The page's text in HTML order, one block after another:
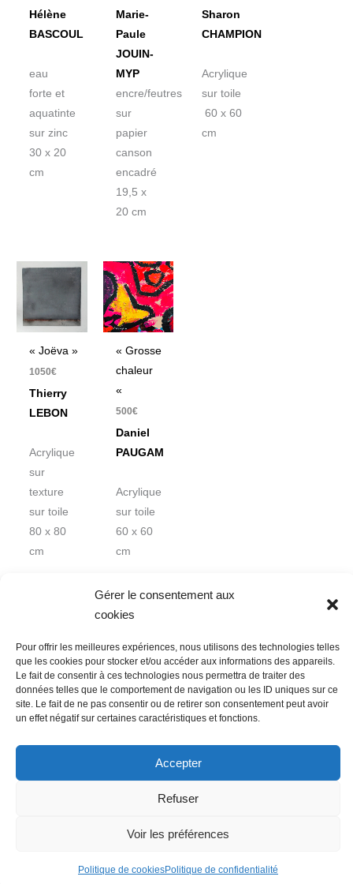
Gérer le consentement aux
cookies
Pour offrir les meilleures expériences, nous utilisons des technologies telles
que les cookies pour stocker et/ou accéder aux informations des appareils.
Le fait de consentir à ces technologies nous permettra de traiter des
données telles que le comportement de navigation ou les ID uniques sur ce
site. Le fait de ne pas consentir ou de retirer son consentement peut avoir
un effet négatif sur certaines caractéristiques et fonctions.
Accepter
Refuser
Voir les préférences
Politique de cookiesPolitique de confidentialité
Hélène
BASCOUL
eau
forte et
aquatinte
sur zinc
30 x 20
cm
Marie-
Paule
JOUIN-
MYP
encre/feutres
sur
papier
canson
encadré
19,5 x
20 cm
Sharon
CHAMPION
Acrylique
sur toile
60 x 60
cm
« Joëva »
1050€
Thierry
LEBON
Acrylique
sur
texture
sur toile
80 x 80
cm
« Grosse
chaleur
«
500€
Daniel
PAUGAM
Acrylique
sur toile
60 x 60
cm
Nous contacter
Conditions Générales de Ventes
Politique de confidentialité
Mentions légales